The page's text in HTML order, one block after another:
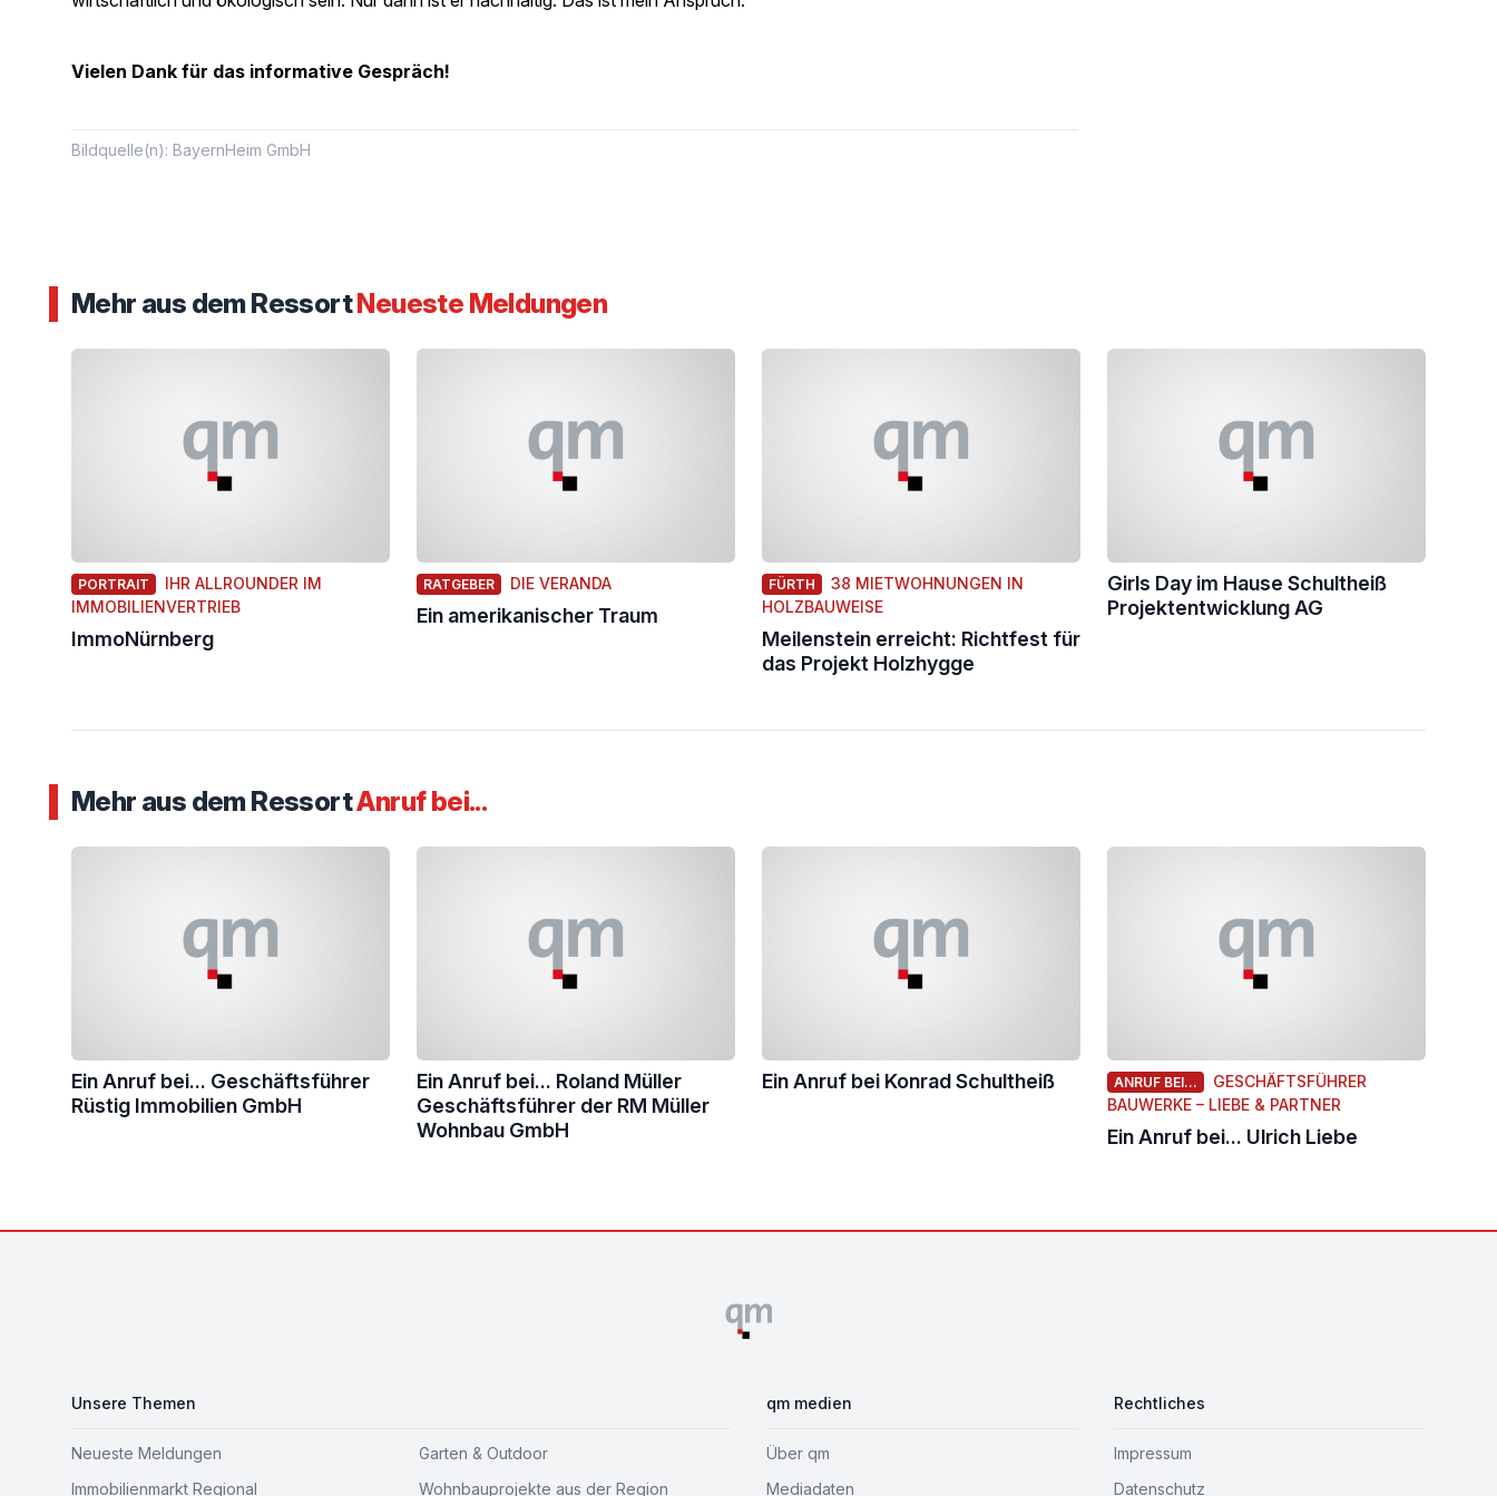
Vielen Dank für das informative Gespräch!
Bildquelle(n): BayernHeim GmbH
Mehr aus dem RessortNeueste Meldungen
PORTRAIT
IHR ALLROUNDER IM
IMMOBILIENVERTRIEB
ImmoNürnberg
RATGEBER DIE VERANDA
Ein amerikanischer Traum
FÜRTH
38 MIETWOHNUNGEN IN
HOLZBAUWEISE
Meilenstein erreicht: Richtfest für
das Projekt Holzhygge
Girls Day im Hause Schultheiß
Projektentwicklung AG
Mehr aus dem RessortAnruf bei...
Ein Anruf bei... Geschäftsführer
Rüstig Immobilien GmbH
Ein Anruf bei... Roland Müller
Geschäftsführer der RM Müller
Wohnbau GmbH
Ein Anruf bei Konrad Schultheiß ANRUF BEI...
GESCHÄFTSFÜHRER
BAUWERKE – LIEBE & PARTNER
Ein Anruf bei... Ulrich Liebe
Unsere Themen
Neueste Meldungen
Garten & Outdoor
Immobilienmarkt Regional
Wohnbauprojekte aus der Region
qm medien
Über qm
Mediadaten
Rechtliches
Impressum
Datenschutz